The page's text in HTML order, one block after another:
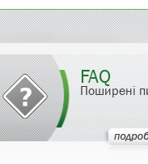
FAQ
Поширені